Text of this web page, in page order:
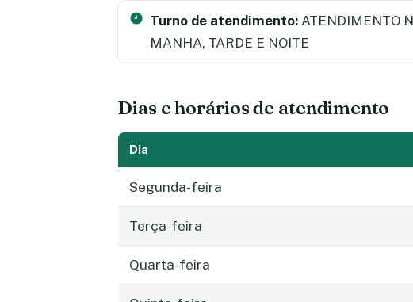
Turno de atendimento: ATENDIMENTO
MANHA, TARDE E NOITE
Dias e horários de atendimento
Dia
Segunda-feira
Terça-feira
Quarta-feira